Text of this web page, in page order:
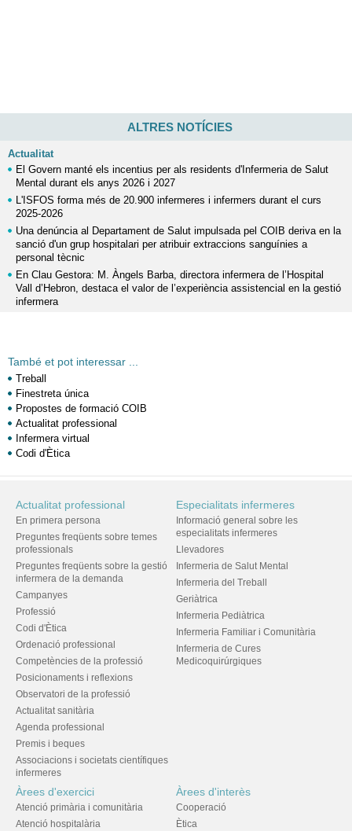
ALTRES NOTÍCIES
Actualitat
El Govern manté els incentius per als residents d'Infermeria de Salut
Mental durant els anys 2026 i 2027
L'ISFOS forma més de 20.900 infermeres i infermers durant el curs
2025-2026
Una denúncia al Departament de Salut impulsada pel COIB deriva en la
sanció d'un grup hospitalari per atribuir extraccions sanguínies a
personal tècnic
En Clau Gestora: M. Àngels Barba, directora infermera de l’Hospital
Vall d’Hebron, destaca el valor de l’experiència assistencial en la gestió
infermera
També et pot interessar ...
Treball
Finestreta única
Propostes de formació COIB
Actualitat professional
Infermera virtual
Codi d'Ètica
Actualitat professional
En primera persona
Preguntes freqüents sobre temes
professionals
Preguntes freqüents sobre la gestió
infermera de la demanda
Campanyes
Professió
Codi d'Ètica
Ordenació professional
Competències de la professió
Posicionaments i reflexions
Observatori de la professió
Actualitat sanitària
Agenda professional
Premis i beques
Associacions i societats científiques
infermeres
Especialitats infermeres
Informació general sobre les
especialitats infermeres
Llevadores
Infermeria de Salut Mental
Infermeria del Treball
Geriàtrica
Infermeria Pediàtrica
Infermeria Familiar i Comunitària
Infermeria de Cures
Medicoquirúrgiques
Àrees d'exercici
Atenció primària i comunitària
Atenció hospitalària
Àrees d'interès
Cooperació
Ètica